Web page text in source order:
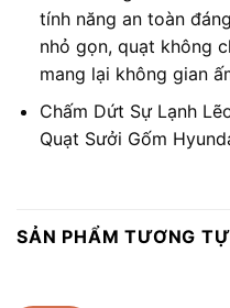
tính năng an toàn
nhỏ gọn, quạt không
mang lại không gian
Chấm Dứt Sự Lạnh
Quạt Sưởi Gốm
SẢN PHẨM TƯƠNG TỰ